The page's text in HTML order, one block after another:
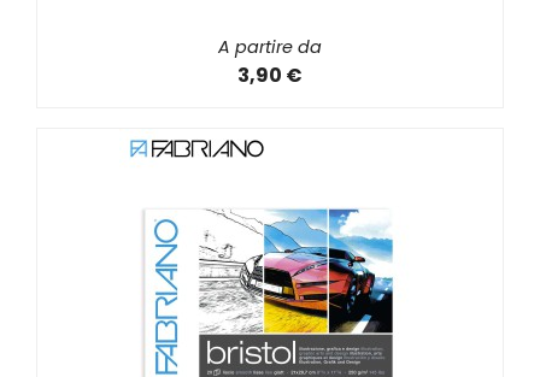
A partire da
3,90 €